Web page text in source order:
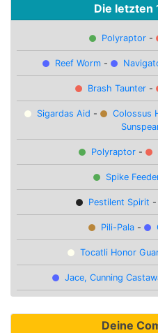
Die letzten
Polyraptor -
Reef Worm-
Brash Taunter -
Sigardas Aid - Colossus
Polyraptor -
Spike
Pestilent Spirit -
Pili-Pala-
Tocatli Honor
Jace, Cunning
Deine